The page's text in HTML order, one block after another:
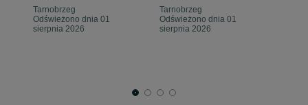
Tarnobrzeg
Odświeżono dnia 01
sierpnia 2026
Japan
Tarnobrzeg
Odświeżono dnia 01
sierpnia 2026